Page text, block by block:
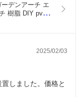
デンアーチ エ
樹脂 DIY pvc
2025/02/03
しました。価格と